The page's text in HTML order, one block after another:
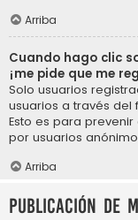
Arriba
Cuando hago clic
¡me pide que me
Solo usuarios
usuarios a través del
Esto es para
por usuarios
Arriba
Publicación de